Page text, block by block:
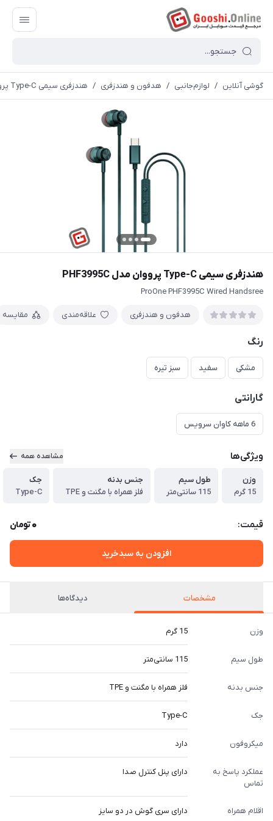
گوشی آنلاین / لوازم‌جانبی / هدفون و هندزفری / هندزفری سیمی Type-C پرووان مدل PHF3995C
هندزفری سیمی Type-C پرووان مدل PHF3995C
ProOne PHF3995C Wired Handsree
هدفون و هندزفری علاقه‌مندی مقایسه
رنگ
مشکی سفید سبز تیره
گارانتی
6 ماهه کاوان سرویس
ویژگی‌ها مشاهده همه
وزن
15 گرم
طول سیم
115 سانتی‌متر
جنس بدنه
فلز همراه با مگنت و TPE
جک
Type-C
قیمت: 0تومان
افزودن به سبدخرید
مشخصات دیدگاه‌ها
وزن 15 گرم
طول سیم 115 سانتی‌متر
جنس بدنه فلز همراه با مگنت و TPE
جک Type-C
میکروفون دارد
عملکرد پاسخ به
تماس
دارای پنل کنترل صدا
اقلام همراه دارای سری گوش در دو سایز